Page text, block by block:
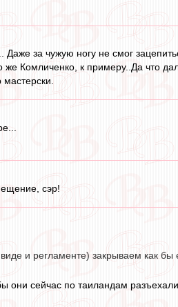
за чужую ногу не смог
же Комличенко, к примеру..Да что
сэр!
и регламенте) закрываем как бы
они сейчас по таиландам